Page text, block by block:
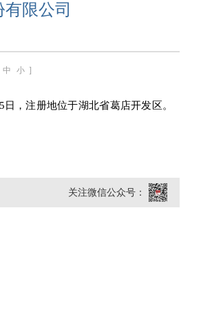
限公司
中 小 ]
，注册地位于湖北省葛店开发区。
关注微信公众号：